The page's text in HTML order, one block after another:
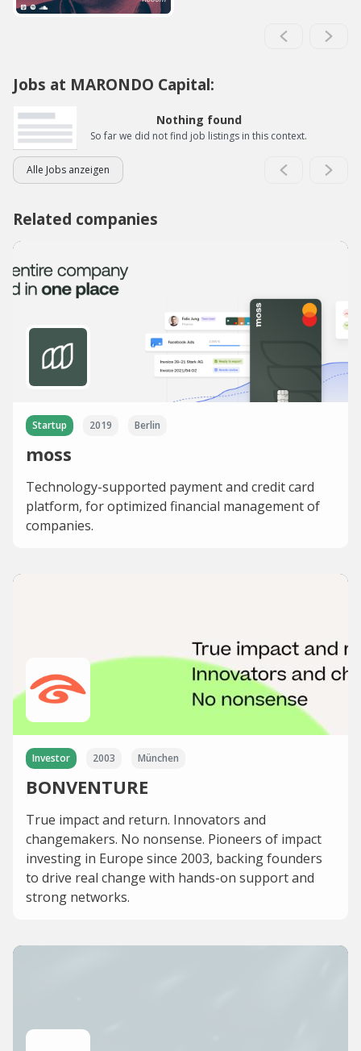
Jobs at MARONDO Capital:
Nothing found
So far we did not find job listings in this context.
Alle Jobs anzeigen
Related companies
Startup 2019 Berlin
moss
Technology-supported payment and credit card
platform, for optimized financial management of
companies.
Investor 2003 München
BONVENTURE
True impact and return. Innovators and
changemakers. No nonsense. Pioneers of impact
investing in Europe since 2003, backing founders
to drive real change with hands-on support and
strong networks.